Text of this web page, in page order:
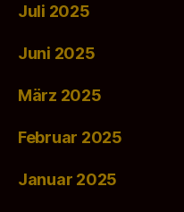
Juli 2025
Juni 2025
März 2025
Februar 2025
Januar 2025